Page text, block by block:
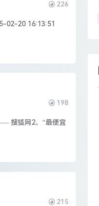
226
02-20 16:13:51
198
搜狐网2、“最便宜
215